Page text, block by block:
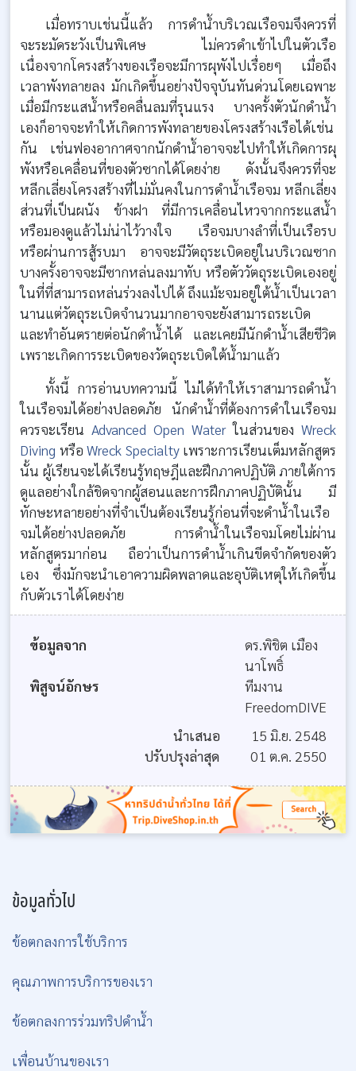
เมื่อทราบเช่นนี้แล้ว การดำน้ำบริเวณเรือจมจึงควรที่
จะระมัดระวังเป็นพิเศษ ไม่ควรดำเข้าไปในตัวเรือ
เนื่องจากโครงสร้างของเรือจะมีการผุพังไปเรื่อยๆ เมื่อถึง
เวลาพังทลายลง มักเกิดขึ้นอย่างปัจจุบันทันด่วนโดยเฉพาะ
เมื่อมีกระแสน้ำหรือคลื่นลมที่รุนแรง บางครั้งตัวนักดำน้ำ
เองก็อาจจะทำให้เกิดการพังทลายของโครงสร้างเรือได้เช่น
กัน เช่นฟองอากาศจากนักดำน้ำอาจจะไปทำให้เกิดการผุ
พังหรือเคลื่อนที่ของตัวซากได้โดยง่าย ดังนั้นจึงควรที่จะ
หลีกเลี่ยงโครงสร้างที่ไม่มั่นคงในการดำน้ำเรือจม หลีกเลี่ยง
ส่วนที่เป็นผนัง ข้างฝา ที่มีการเคลื่อนไหวจากกระแสน้ำ
หรือมองดูแล้วไม่น่าไว้วางใจ เรือจมบางลำที่เป็นเรือรบ
หรือผ่านการสู้รบมา อาจจะมีวัตถุระเบิดอยู่ในบริเวณซาก
บางครั้งอาจจะมีซากหล่นลงมาทับ หรือตัววัตถุระเบิดเองอยู่
ในที่ที่สามารถหล่นร่วงลงไปได้ ถึงแม้ะจมอยู่ใต้น้ำเป็นเวลา
นานแต่วัตถุระเบิดจำนวนมากอาจจะยังสามารถระเบิด
และทำอันตรายต่อนักดำน้ำได้ และเคยมีนักดำน้ำเสียชีวิต
เพราะเกิดการระเบิดของวัตถุระเบิดใต้น้ำมาแล้ว
ทั้งนี้ การอ่านบทความนี้ ไม่ได้ทำให้เราสามารถดำน้ำ
ในเรือจมได้อย่างปลอดภัย นักดำน้ำที่ต้องการดำในเรือจม
ควรจะเรียน Advanced Open Waterในส่วนของ Wreck
Diving หรือ Wreck Specialty เพราะการเรียนเต็มหลักสูตร
นั้น ผู้เรียนจะได้เรียนรู้ทฤษฎีและฝึกภาคปฏิบัติ ภายใต้การ
ดูแลอย่างใกล้ชิดจากผู้สอนและการฝึกภาคปฏิบัตินั้น มี
ทักษะหลายอย่างที่จำเป็นต้องเรียนรู้ก่อนที่จะดำน้ำในเรือ
จมได้อย่างปลอดภัย การดำน้ำในเรือจมโดยไม่ผ่าน
หลักสูตรมาก่อน ถือว่าเป็นการดำน้ำเกินขีดจำกัดของตัว
เอง ซึ่งมักจะนำเอาความผิดพลาดและอุบัติเหตุให้เกิดขึ้น
กับตัวเราได้โดยง่าย
ข้อมูลจาก
ดร.พิชิต เมือง
นาโพธิ์
พิสูจน์อักษร
ทีมงาน
FreedomDIVE
นำเสนอ
15 มิ.ย. 2548
ปรับปรุงล่าสุด
01 ต.ค. 2550
ข้อมูลทั่วไป
ข้อตกลงการใช้บริการ
คุณภาพการบริการของเรา
ข้อตกลงการร่วมทริปดำน้ำ
เพื่อนบ้านของเรา